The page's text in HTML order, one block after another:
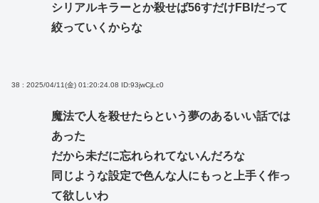
シリアルキラーとか殺せば56すだけFBIだって
絞っていくからな
38 : 2025/04/11(金) 01:20:24.08 ID:93jwCjLc0
魔法で人を殺せたらという夢のあるいい話では
あった
だから未だに忘れられてないんだろな
同じような設定で色んな人にもっと上手く作っ
て欲しいわ